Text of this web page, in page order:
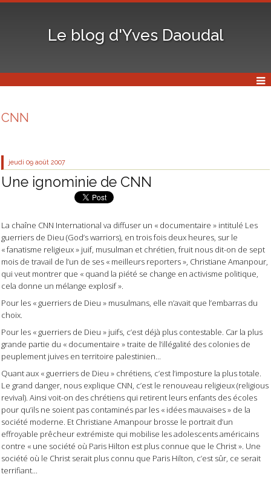
Le blog d'Yves Daoudal
CNN
jeudi 09 août 2007
Une ignominie de CNN
La chaîne CNN International va diffuser un « documentaire » intitulé Les
guerriers de Dieu (God’s warriors), en trois fois deux heures, sur le
« fanatisme religieux » juif, musulman et chrétien, fruit nous dit-on de sept
mois de travail de l’un de ses « meilleurs reporters », Christiane Amanpour,
qui veut montrer que « quand la piété se change en activisme politique,
cela donne un mélange explosif ».
Pour les « guerriers de Dieu » musulmans, elle n’avait que l’embarras du
choix.
Pour les « guerriers de Dieu » juifs, c’est déjà plus contestable. Car la plus
grande partie du « documentaire » traite de l’illégalité des colonies de
peuplement juives en territoire palestinien...
Quant aux « guerriers de Dieu » chrétiens, c’est l’imposture la plus totale.
Le grand danger, nous explique CNN, c’est le renouveau religieux (religious
revival). Ainsi voit-on des chrétiens qui retirent leurs enfants des écoles
pour qu’ils ne soient pas contaminés par les « idées mauvaises » de la
société moderne. Et Christiane Amanpour brosse le portrait d’un
effroyable prêcheur extrémiste qui mobilise les adolescents américains
contre « une société où Paris Hilton est plus connue que le Christ ». Une
société où le Christ serait plus connu que Paris Hilton, c’est sûr, ce serait
terrifiant...